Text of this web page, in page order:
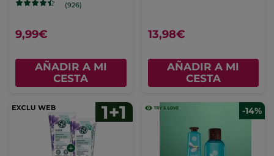
(926)
9,99€
AÑADIR A MI
CESTA
13,98€
AÑADIR A MI
CESTA
-14%